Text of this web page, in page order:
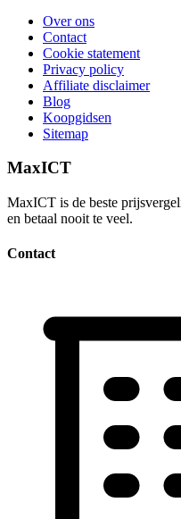
Over ons
Contact
Cookie statement
Privacy policy
Affiliate disclaimer
Blog
Koopgidsen
Sitemap
MaxICT
MaxICT is de beste
en betaal nooit te veel.
Contact